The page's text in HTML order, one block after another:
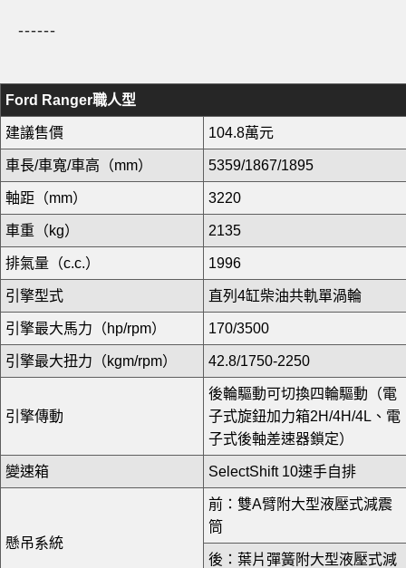
------
Ford Ranger職人型
建議售價 104.8萬元
車長/車寬/車高（mm） 5359/1867/1895
軸距（mm） 3220
車重（kg） 2135
排氣量（c.c.） 1996
引擎型式 直列4缸柴油共軌單渦輪
引擎最大馬力（hp/rpm） 170/3500
引擎最大扭力（kgm/rpm） 42.8/1750-2250
引擎傳動
後輪驅動可切換四輪驅動（電
子式旋鈕加力箱2H/4H/4L、電
子式後軸差速器鎖定）
變速箱 SelectShift 10速手自排
懸吊系統
前：雙A臂附大型液壓式減震
筒
後：葉片彈簧附大型液壓式減